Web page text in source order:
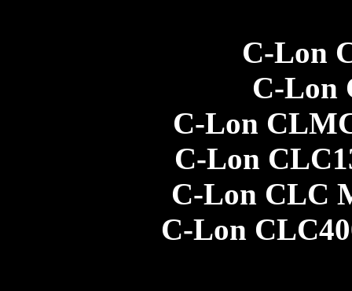
C-Lon
C-Lon
C-Lon
C-Lon
C-Lon CLC
C-Lon